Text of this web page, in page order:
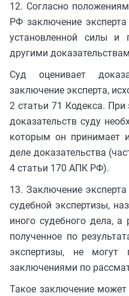
12. Согласно
РФ заключение
установленной силы и
другими
Суд оценивает
заключение эксперта,
2 статьи 71 Кодекса.
доказательств суду
которым он принимает
деле доказательства
4 статьи 170 АПК РФ).
13. Заключение
судебной экспертизы,
иного судебного дела, а
полученное по
экспертизы, не могут
заключениями по
Такое заключение